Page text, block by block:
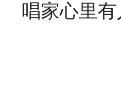
唱家心里